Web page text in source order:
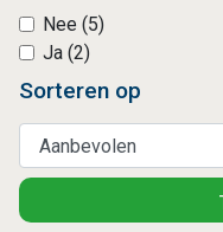
Nee (5)
Ja (2)
Sorteren op